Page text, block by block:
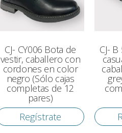
CJ- CY006 Bota de
vestir, caballero con
cordones en color
negro (Sólo cajas
completas de 12
pares)
Regístrate
CJ-